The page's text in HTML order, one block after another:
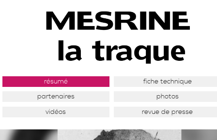
résumé
fiche technique
partenaires
photos
vidéos
revue de presse